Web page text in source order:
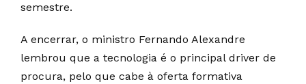
semestre.
A encerrar, o ministro Fernando Alexandre
lembrou que a tecnologia é o principal driver de
procura, pelo que cabe à oferta formativa